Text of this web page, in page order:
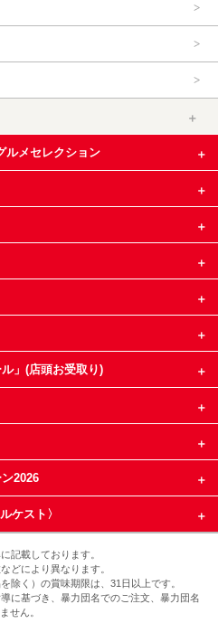
ルメセレクション
」(店頭お受取り)
2026
ケスト〉
記載しております。
どにより異なります。
除く）の賞味期限は、31日以上です。
に基づき、暴力団名でのご注文、暴力団名
せん。